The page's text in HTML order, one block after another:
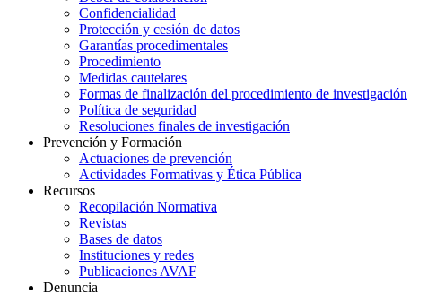
Confidencialidad
Protección y cesión de datos
Garantías procedimentales
Procedimiento
Medidas cautelares
Formas de finalización del procedimiento de investigación
Política de seguridad
Resoluciones finales de investigación
Prevención y Formación
Actuaciones de prevención
Actividades Formativas y Ética Pública
Recursos
Recopilación Normativa
Revistas
Bases de datos
Instituciones y redes
Publicaciones AVAF
Denuncia